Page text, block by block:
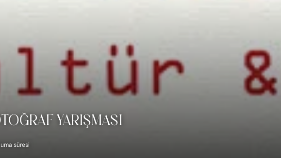
YARIŞMASI
süresi